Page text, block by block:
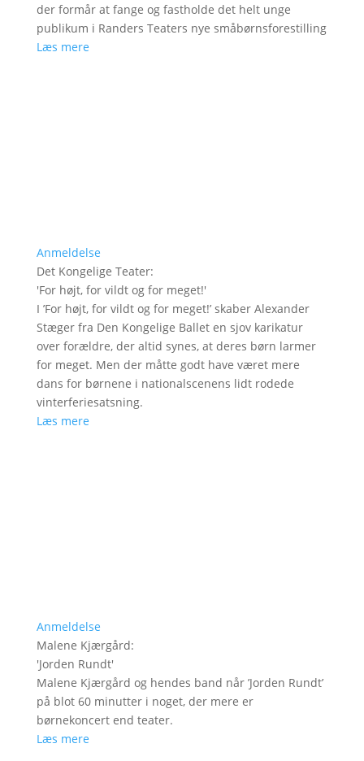
der formår at fange og fastholde det helt unge
publikum i Randers Teaters nye småbørnsforestilling
Læs mere
Anmeldelse
Det Kongelige Teater:
'For højt, for vildt og for meget!'
I ’For højt, for vildt og for meget!’ skaber Alexander
Stæger fra Den Kongelige Ballet en sjov karikatur
over forældre, der altid synes, at deres børn larmer
for meget. Men der måtte godt have været mere
dans for børnene i nationalscenens lidt rodede
vinterferiesatsning.
Læs mere
Anmeldelse
Malene Kjærgård:
'Jorden Rundt'
Malene Kjærgård og hendes band når ’Jorden Rundt’
på blot 60 minutter i noget, der mere er
børnekoncert end teater.
Læs mere